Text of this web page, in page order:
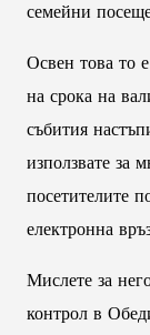
семейни
Освен това то
на срока на
събития
използвате за
посетителите
електронна
Мислете за
контрол в